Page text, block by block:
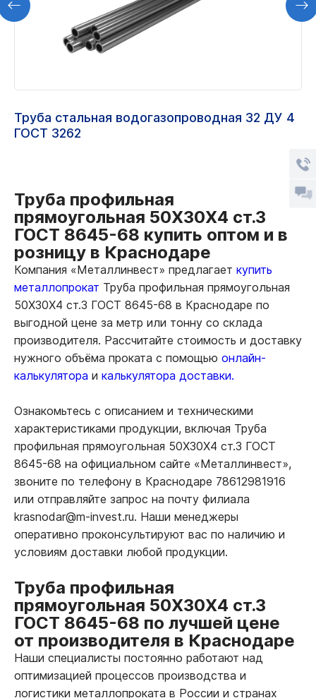
Труба стальная водогазопроводная 32 ДУ 4
ГОСТ 3262
Труба профильная
прямоугольная 50Х30Х4 ст.3
ГОСТ 8645-68 купить оптом и в
розницу в Краснодаре
Компания «Металлинвест» предлагает купить
металлопрокат Труба профильная прямоугольная
50Х30Х4 ст.3 ГОСТ 8645-68 в Краснодаре по
выгодной цене за метр или тонну со склада
производителя. Рассчитайте стоимость и доставку
нужного объёма проката с помощью онлайн-
калькулятора и калькулятора доставки.
Ознакомьтесь с описанием и техническими
характеристиками продукции, включая Труба
профильная прямоугольная 50Х30Х4 ст.3 ГОСТ
8645-68 на официальном сайте «Металлинвест»,
звоните по телефону в Краснодаре 78612981916
или отправляйте запрос на почту филиала
krasnodar@m-invest.ru. Наши менеджеры
оперативно проконсультируют вас по наличию и
условиям доставки любой продукции.
Труба профильная
прямоугольная 50Х30Х4 ст.3
ГОСТ 8645-68 по лучшей цене
от производителя в Краснодаре
Наши специалисты постоянно работают над
оптимизацией процессов производства и
логистики металлопроката в России и странах